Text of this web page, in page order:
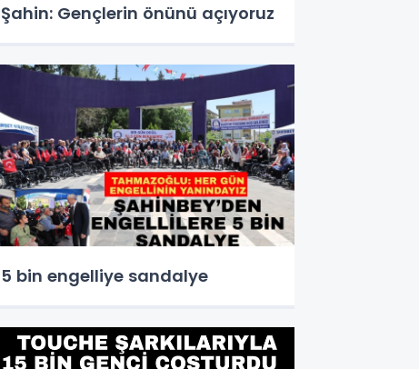
Şahin: Gençlerin önünü açıyoruz
5 bin engelliye sandalye